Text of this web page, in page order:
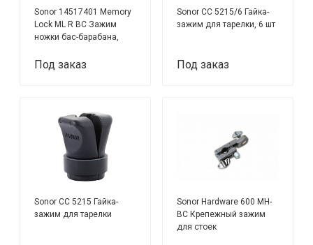
Sonor 14517401 Memory
Lock ML R BC Зажим
ножки бас-барабана,
Под заказ
Sonor CC 5215/6 Гайка-
зажим для тарелки, 6 шт
Под заказ
Sonor CC 5215 Гайка-
зажим для тарелки
Sonor Hardware 600 MH-
BC Крепежный зажим
для стоек